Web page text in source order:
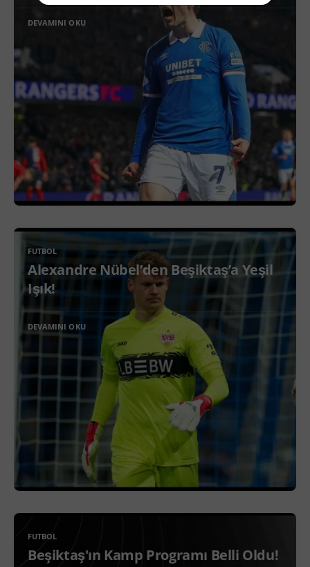
DEVAMINI OKU
FUTBOL
Alexandre Nübel’den Beşiktaş’a Yeşil
Işık!
DEVAMINI OKU
FUTBOL
Beşiktaş'ın Kamp Programı Belli Oldu!